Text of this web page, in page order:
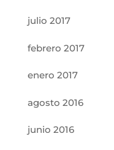
julio 2017
febrero 2017
enero 2017
agosto 2016
junio 2016